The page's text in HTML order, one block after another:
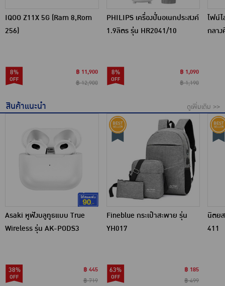
IQOO Z11X 5G (Ram 8,Rom
256)
8%
฿ 11,900
฿ 12,900
PHILIPS เครื่องปั่นอเนกประสงค์
1.9ลิตร รุ่น HR2041/10
8%
฿ 1,090
฿ 1,190
ไฟน์
กลา
สินค้าแนะนำ ดูเพิ่มเติม >>
Asaki หูฟังบลูทูธแบบ True
Wireless รุ่น AK-PODS3
38%
฿ 445
฿ 719
Fineblue กระเป๋าสะพาย รุ่น
YH017
63%
฿ 185
฿ 499
นิตย
411